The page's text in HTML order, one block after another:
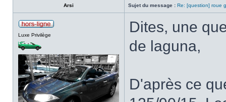
Arsi Sujet du message : Re: [question] roue
Luxe Privilège
Dites, une
de laguna,
D'après ce